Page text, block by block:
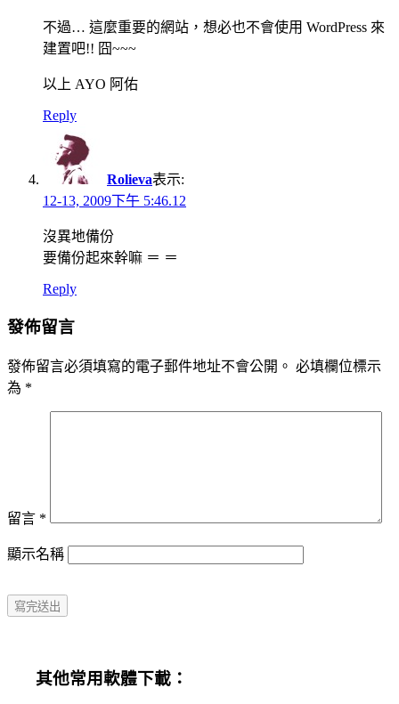
不過… 這麼重要的網站，想必也不會使用 WordPress 來
建置吧!! 囧~~~
以上 AYO 阿佑
Reply
Rolieva表示:
12-13, 2009下午 5:46.12
沒異地備份
要備份起來幹嘛 ＝ ＝
Reply
發佈留言
發佈留言必須填寫的電子郵件地址不會公開。 必填欄位標示
為 *
留言 *
顯示名稱
其他常用軟體下載：